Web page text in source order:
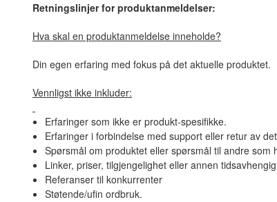
Retningslinjer for produktanmeldelser:
Hva skal en produktanmeldelse inneholde?
Din egen erfaring med fokus på det aktuelle produktet.
Vennligst ikke inkluder:
Erfaringer som ikke er produkt-spesifikke.
Erfaringer i forbindelse med support eller retur av
Spørsmål om produktet eller spørsmål til andre
Linker, priser, tilgjengelighet eller annen
Referanser til konkurrenter
Støtende/ufin ordbruk.